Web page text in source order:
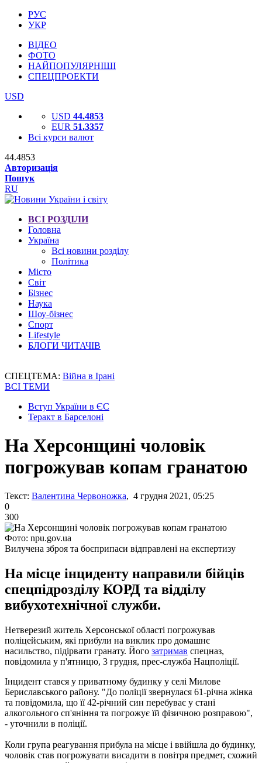
РУС
УКР
ВІДЕО
ФОТО
НАЙПОПУЛЯРНІШІ
СПЕЦПРОЕКТИ
USD
USD 44.4853
EUR 51.3357
Всі курси валют
44.4853
Авторизація
Пошук
RU
ВСІ РОЗДІЛИ
Головна
Україна
Всі новини розділу
Політика
Місто
Світ
Бізнес
Наука
Шоу-бізнес
Спорт
Lifestyle
БЛОГИ ЧИТАЧІВ
СПЕЦТЕМА: Війна в Ірані
ВСІ ТЕМИ
Вступ України в ЄС
Теракт в Барселоні
На Херсонщині чоловік
погрожував копам гранатою
Текст: Валентина Червоножка, 4 грудня 2021, 05:25
0
300
Фото: npu.gov.ua
Вилучена зброя та боєприпаси відправлені на експертизу
На місце інциденту направили бійців
спецпідрозділу КОРД та відділу
вибухотехнічної служби.
Нетверезий житель Херсонської області погрожував
поліцейським, які прибули на виклик про домашнє
насильство, підірвати гранату. Його затримав спецназ,
повідомила у п'ятницю, 3 грудня, прес-служба Нацполіції.
Інцидент стався у приватному будинку у селі Милове
Бериславського району. "До поліції звернулася 61-річна жінка
та повідомила, що її 42-річний син перебуває у стані
алкогольного сп'яніння та погрожує їй фізичною розправою",
- уточнили в поліції.
Коли група реагування прибула на місце і ввійшла до будинку,
чоловік став погрожувати висадити в повітря предмет, схожий